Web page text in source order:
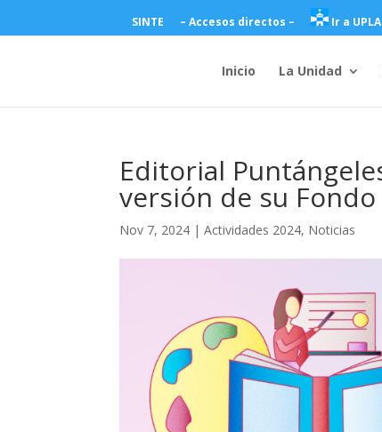
SINTE – Accesos directos – Ir a
Inicio La Unidad
Editorial
versión de su
Nov 7, 2024 |Actividades 2024, Noticias